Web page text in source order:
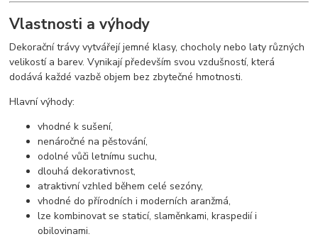
Vlastnosti a výhody
Dekorační trávy vytvářejí jemné klasy, chocholy nebo laty různých
velikostí a barev. Vynikají především svou vzdušností, která
dodává každé vazbě objem bez zbytečné hmotnosti.
Hlavní výhody:
vhodné k sušení,
nenáročné na pěstování,
odolné vůči letnímu suchu,
dlouhá dekorativnost,
atraktivní vzhled během celé sezóny,
vhodné do přírodních i moderních aranžmá,
lze kombinovat se staticí, slaměnkami, kraspedií i
obilovinami.